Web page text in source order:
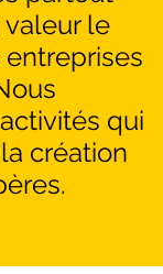
le
qui
création